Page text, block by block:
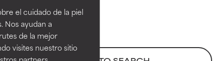
el cuidado de la piel
Nos ayudan a
de la mejor
visites nuestro sitio
EXCELENTE
Ingrediente sobresaliente con
beneficios reales para la piel. Su
eficacia está demostrada y
EXCELENTE
Ingrediente sobresaliente con
beneficios reales para la piel. Su
eficacia está demostrada y